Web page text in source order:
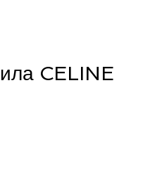
CELINE